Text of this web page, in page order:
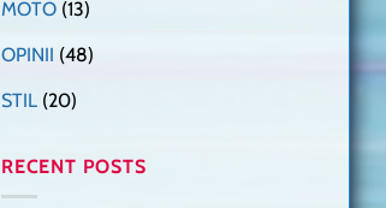
MOTO (13)
OPINII (48)
STIL (20)
RECENT POSTS